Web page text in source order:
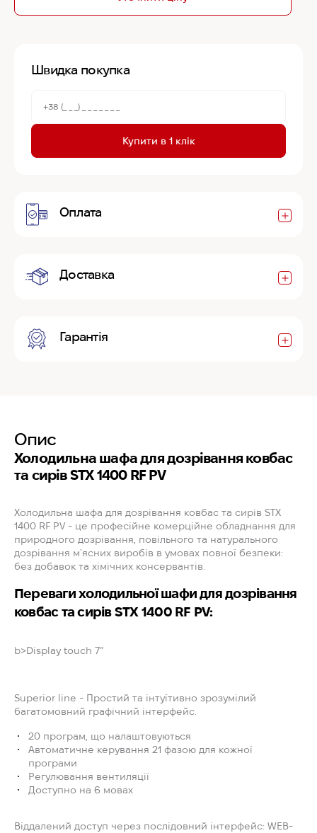
Швидка покупка
Купити в 1 клік
Оплата
Доставка
Гарантія
Опис
Холодильна шафа для дозрівання ковбас
та сирів STX 1400 RF PV
Холодильна шафа для дозрівання ковбас та сирів STX
1400 RF PV - це професійне комерційне обладнання для
природного дозрівання, повільного та натурального
дозрівання м`ясних виробів в умовах повної безпеки:
без добавок та хімічних консервантів.
Переваги холодильної шафи для дозрівання
ковбас та сирів STX 1400 RF PV:
b>Display touch 7”
Superior line - Простий та інтуїтивно зрозумілий
багатомовний графічний інтерфейс.
20 програм, що налаштовуються
Автоматичне керування 21 фазою для кожної
програми
Регулювання вентиляції
Доступно на 6 мовах
Віддалений доступ через послідовний інтерфейс: WEB-